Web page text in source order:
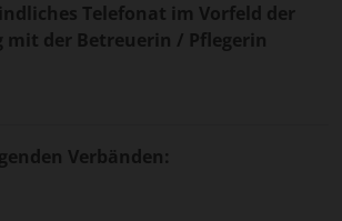
Telefonat im Vorfeld der
mit der Betreuerin / Pflegerin
Verbänden: